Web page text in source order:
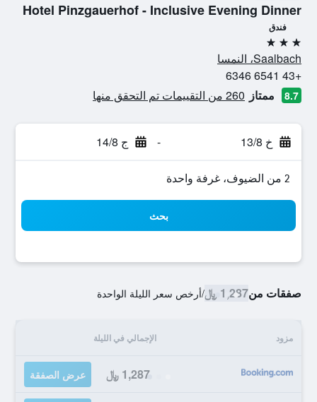
Hotel Pinzgauerhof - Inclusive Evening Dinner
فندق
3 نجوم
Saalbach، النمسا
+43 6541 6346
8.7 ممتاز 260 من التقييمات تم التحقق منها
خ 13/8 - ج 14/8
2 من الضيوف، غرفة واحدة
بحث
صفقات من1,287 ﷼ /أرخص سعر الليلة الواحدة
مزود الإجمالي في الليلة
1,287 ﷼ عرض الصفقة